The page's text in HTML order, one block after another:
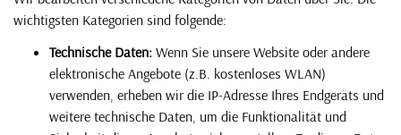
wichtigsten Kategorien sind folgende:
Technische Daten: Wenn Sie unsere Website oder andere
elektronische Angebote (z.B. kostenloses WLAN)
verwenden, erheben wir die IP-Adresse Ihres Endgeräts und
weitere technische Daten, um die Funktionalität und